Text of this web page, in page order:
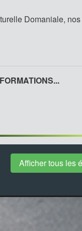
Domaniale,
Afficher tous les